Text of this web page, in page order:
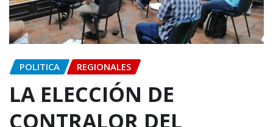
POLITICA REGIONALES
LA ELECCIÓN DE
CONTRALOR DEL